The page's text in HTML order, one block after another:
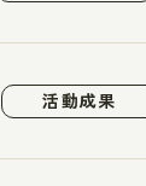
活動成果